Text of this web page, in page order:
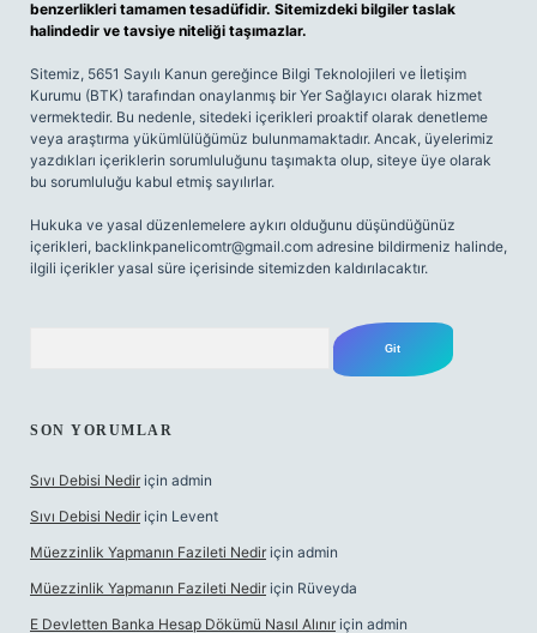
benzerlikleri tamamen tesadüfidir. Sitemizdeki bilgiler taslak
halindedir ve tavsiye niteliği taşımazlar.
Sitemiz, 5651 Sayılı Kanun gereğince Bilgi Teknolojileri ve İletişim
Kurumu (BTK) tarafından onaylanmış bir Yer Sağlayıcı olarak hizmet
vermektedir. Bu nedenle, sitedeki içerikleri proaktif olarak denetleme
veya araştırma yükümlülüğümüz bulunmamaktadır. Ancak, üyelerimiz
yazdıkları içeriklerin sorumluluğunu taşımakta olup, siteye üye olarak
bu sorumluluğu kabul etmiş sayılırlar.
Hukuka ve yasal düzenlemelere aykırı olduğunu düşündüğünüz
içerikleri, backlinkpanelicomtr@gmail.com adresine bildirmeniz halinde,
ilgili içerikler yasal süre içerisinde sitemizden kaldırılacaktır.
SON YORUMLAR
Sıvı Debisi Nedir için admin
Sıvı Debisi Nedir için Levent
Müezzinlik Yapmanın Fazileti Nedir için admin
Müezzinlik Yapmanın Fazileti Nedir için Rüveyda
E Devletten Banka Hesap Dökümü Nasıl Alınır için admin